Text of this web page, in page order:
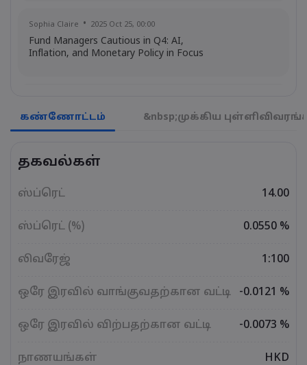
Sophia Claire 2025 Oct 25, 00:00
Fund Managers Cautious in Q4: AI,
Inflation, and Monetary Policy in Focus
US Government Shutdown Threatens
October Inflation Data Release
US-EU Relations: Russia Sanctions Unite
Emma Rose
BOJ Warns of Japan Stock Market
கண்ணோட்டம் &nbsp;முக்கிய
தகவல்கள்
ஸ்ப்ரெட் 14.00
ஸ்ப்ரெட் (%) 0.0550 %
லிவரேஜ் 1:100
ஒரே இரவில் வாங்குவதற்கான வட்டி -0.0121 %
ஒரே இரவில் விற்பதற்கான வட்டி -0.0073 %
நாணயங்கள் HKD